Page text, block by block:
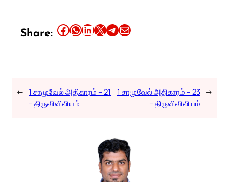
Share: Share this article on Facebook Share this article on WhatsApp Share this article on LinkedIn Share this article on X Share this article on TelegramEmail this Article
← 1 சாமுவேல் அதிகாரம் – 21
– திருவிவிலியம்
1 சாமுவேல் அதிகாரம் – 23
– திருவிவிலியம்
→